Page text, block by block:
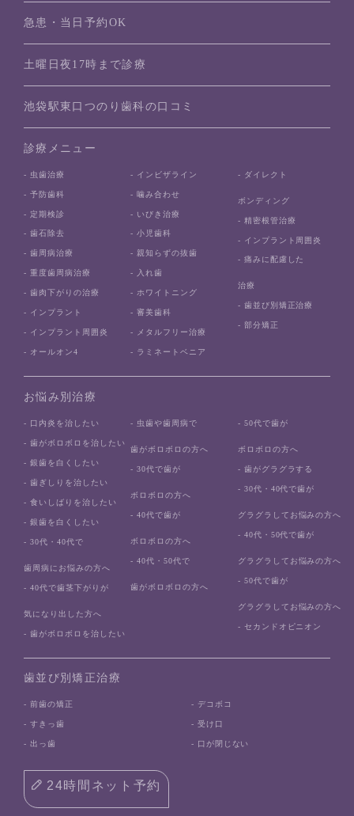
急患・当日予約OK
土曜日夜17時まで診療
池袋駅東口つのり歯科の口コミ
診療メニュー
- 虫歯治療
- 予防歯科
- 定期検診
- 歯石除去
- 歯周病治療
- 重度歯周病治療
- 歯肉下がりの治療
- インプラント
- インプラント周囲炎
- オールオン4
- インビザライン
- 噛み合わせ
- いびき治療
- 小児歯科
- 親知らずの抜歯
- 入れ歯
- ホワイトニング
- 審美歯科
- メタルフリー治療
- ラミネートベニア
- ダイレクト
ボンディング
- 精密根管治療
- インプラント周囲炎
- 痛みに配慮した
治療
- 歯並び別矯正治療
- 部分矯正
お悩み別治療
- 口内炎を治したい
- 歯がボロボロを治したい
- 銀歯を白くしたい
- 歯ぎしりを治したい
- 食いしばりを治したい
- 銀歯を白くしたい
- 30代・40代で
歯周病にお悩みの方へ
- 40代で歯茎下がりが
気になり出した方へ
- 歯がボロボロを治したい
- 虫歯や歯周病で
歯がボロボロの方へ
- 30代で歯が
ボロボロの方へ
- 40代で歯が
ボロボロの方へ
- 40代・50代で
歯がボロボロの方へ
- 50代で歯が
ボロボロの方へ
- 歯がグラグラする
- 30代・40代で歯が
グラグラしてお悩みの方へ
- 40代・50代で歯が
グラグラしてお悩みの方へ
- 50代で歯が
グラグラしてお悩みの方へ
- セカンドオピニオン
歯並び別矯正治療
- 前歯の矯正
- すきっ歯
- 出っ歯
- デコボコ
- 受け口
- 口が閉じない
24時間ネット予約